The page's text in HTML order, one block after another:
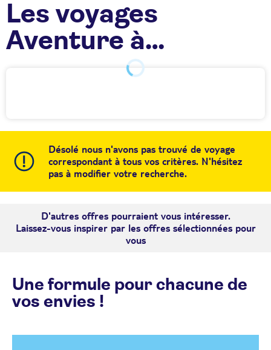
Les voyages
Aventure à
Hammamet/
Désolé nous n'avons pas trouvé de voyage
correspondant à tous vos critères. N'hésitez
pas à modifier votre recherche.
D'autres offres pourraient vous intéresser.
Laissez-vous inspirer par les offres sélectionnées pour
vous
Une formule pour chacune de
vos envies !